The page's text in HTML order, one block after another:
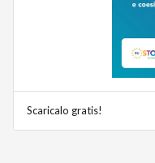
Scaricalo gratis!